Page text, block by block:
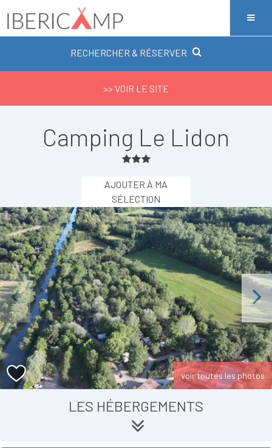
RECHERCHER & RÉSERVER
>> VOIR LE SITE
Camping Le Lidon
AJOUTER À MA
SÉLECTION
Next
voir toutes les photos
LES HÉBERGEMENTS